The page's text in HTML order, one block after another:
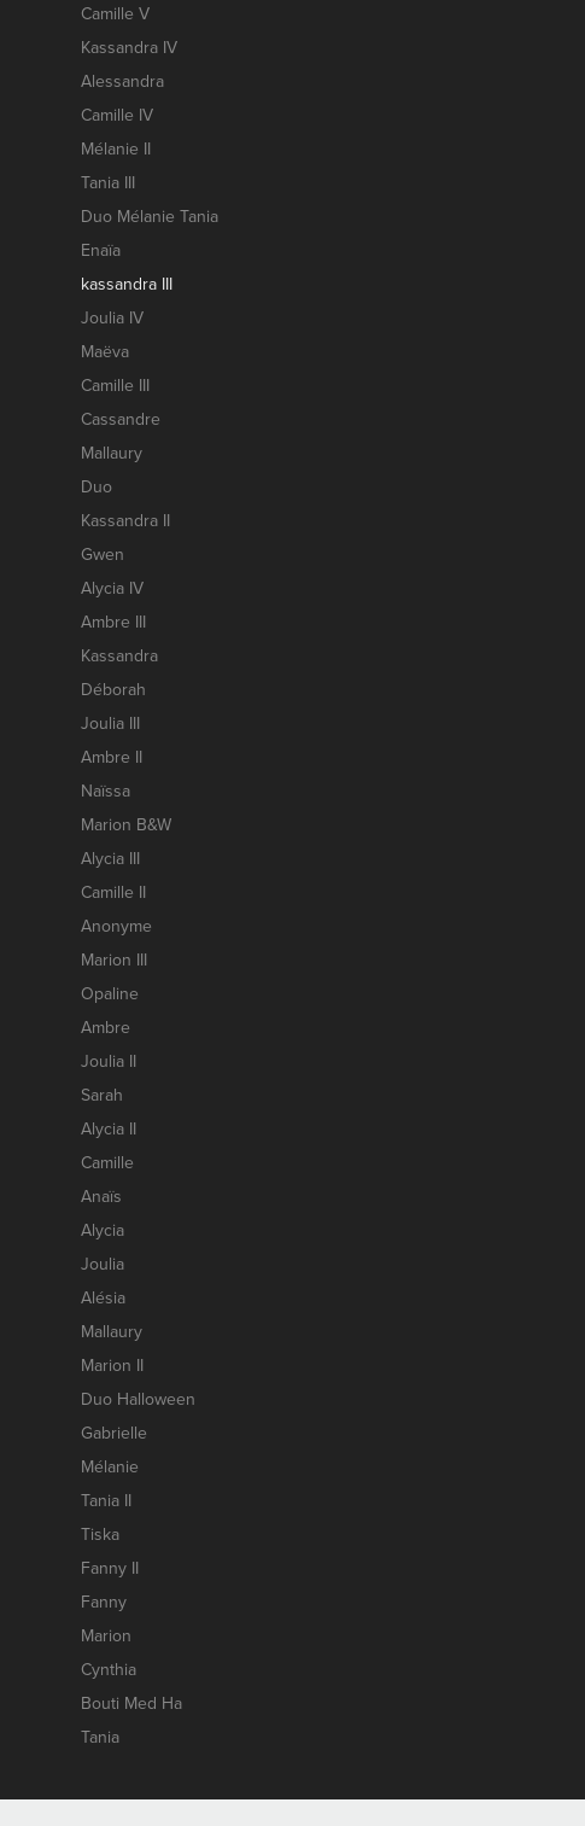
Camille V
Kassandra IV
Alessandra
Camille IV
Mélanie II
Tania III
Duo Mélanie Tania
Enaïa
kassandra III
Joulia IV
Maëva
Camille III
Cassandre
Mallaury
Duo
Kassandra II
Gwen
Alycia IV
Ambre III
Kassandra
Déborah
Joulia III
Ambre II
Naïssa
Marion B&W
Alycia III
Camille II
Anonyme
Marion III
Opaline
Ambre
Joulia II
Sarah
Alycia II
Camille
Anaïs
Alycia
Joulia
Alésia
Mallaury
Marion II
Duo Halloween
Gabrielle
Mélanie
Tania II
Tiska
Fanny II
Fanny
Marion
Cynthia
Bouti Med Ha
Tania
Contact